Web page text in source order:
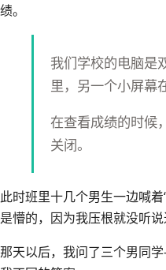
绩。
我们学校的电脑是
里，另一个小屏幕
在查看成绩的时候
关闭。
此时班里十几个男生一边喊
是懵的，因为我压根就没听说
那天以后，我问了三个男同